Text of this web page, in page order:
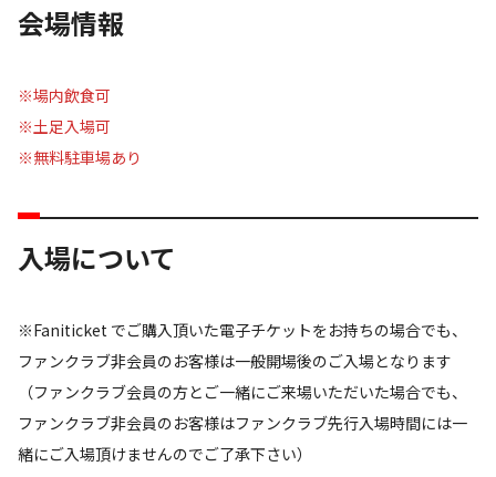
会場情報
※場内飲食可
※土足入場可
※無料駐車場あり
入場について
※Faniticket でご購入頂いた電子チケットをお持ちの場合でも、
ファンクラブ非会員のお客様は一般開場後のご入場となります
（ファンクラブ会員の方とご一緒にご来場いただいた場合でも、
ファンクラブ非会員のお客様はファンクラブ先行入場時間には一
緒にご入場頂けませんのでご了承下さい）